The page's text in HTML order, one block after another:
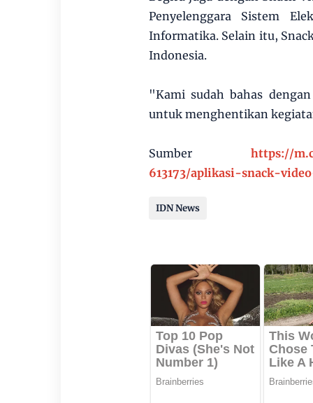
Penyelenggara Sistem
Informatika. Selain itu,
Indonesia.
"Kami sudah bahas
untuk menghentikan
Sumber https://
613173/aplikasi-snack-
IDN News